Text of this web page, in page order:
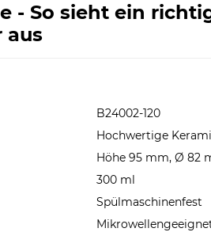
- So sieht ein
aus
B24002-120
Hochwertige
Höhe 95 mm, Ø 82
300 ml
Spülmaschinenfest